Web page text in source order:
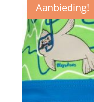
Aanbieding!